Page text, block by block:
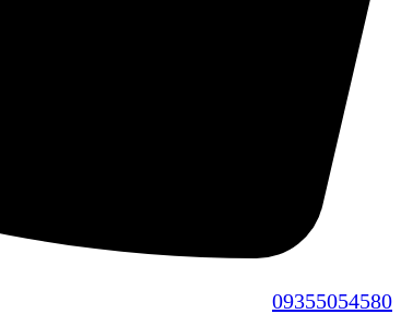
09355054580